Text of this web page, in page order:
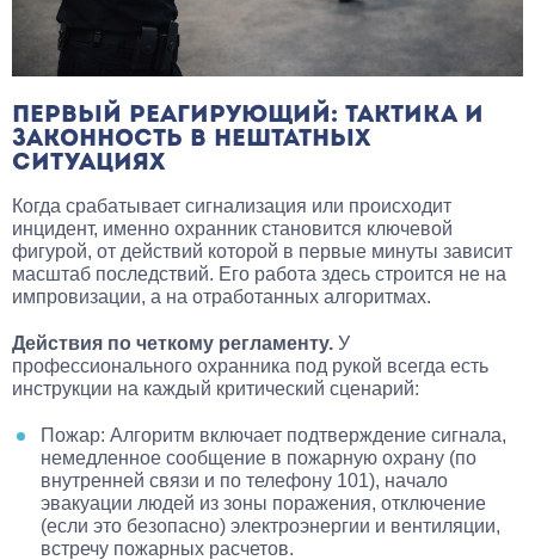
ПЕРВЫЙ РЕАГИРУЮЩИЙ: ТАКТИКА И
ЗАКОННОСТЬ В НЕШТАТНЫХ
СИТУАЦИЯХ
Когда срабатывает сигнализация или происходит
инцидент, именно охранник становится ключевой
фигурой, от действий которой в первые минуты зависит
масштаб последствий. Его работа здесь строится не на
импровизации, а на отработанных алгоритмах.
Действия по четкому регламенту. У
профессионального охранника под рукой всегда есть
инструкции на каждый критический сценарий:
Пожар: Алгоритм включает подтверждение сигнала,
немедленное сообщение в пожарную охрану (по
внутренней связи и по телефону 101), начало
эвакуации людей из зоны поражения, отключение
(если это безопасно) электроэнергии и вентиляции,
встречу пожарных расчетов.